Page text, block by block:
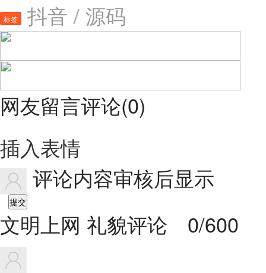
标签 抖音 / 源码
网友留言评论(0)
插入表情
评论内容审核后显示
提交
文明上网 礼貌评论 0/600